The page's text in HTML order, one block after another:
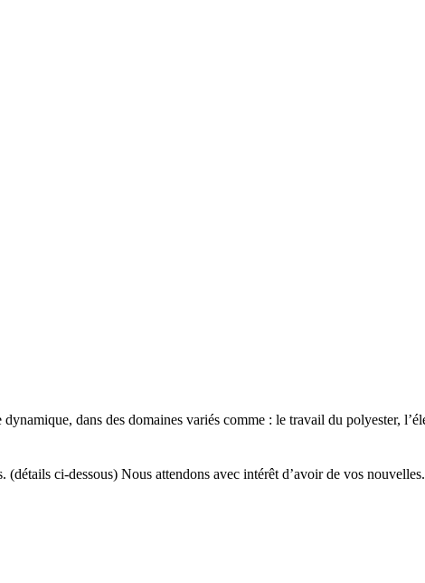
dans des domaines variés comme : le travail du polyester,
ci-dessous) Nous attendons avec intérêt d’avoir de vos nouvelles.